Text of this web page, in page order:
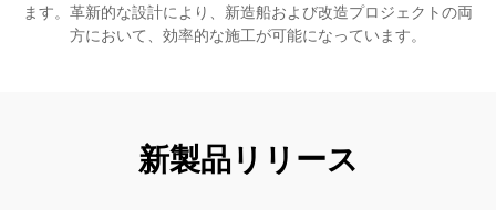
ます。革新的な設計により、新造船および改造プロジェクトの両
方において、効率的な施工が可能になっています。
新製品リリース